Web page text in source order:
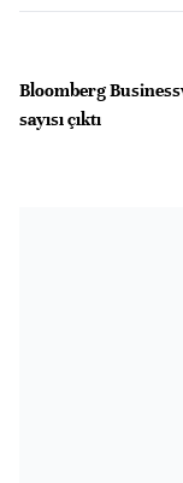
Bloomberg
sayısı çıktı